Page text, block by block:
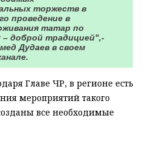
торжеств в
проведение в
татар по
– доброй традицией",-
Дудаев в своем
Главе ЧР, в регионе есть
мероприятий такого
все необходимые